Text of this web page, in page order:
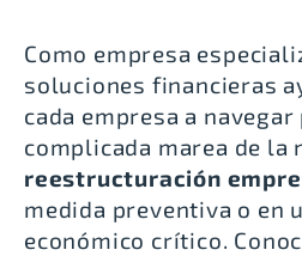
Como empresa
soluciones financieras
cada empresa a navegar
complicada marea de la
reestructuración
medida preventiva o en
económico crítico.